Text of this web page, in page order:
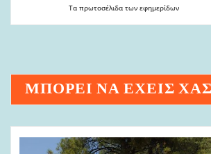
Τα πρωτοσέλιδα των εφημερίδων
ΜΠΟΡΕΙ ΝΑ ΕΧΕΙΣ